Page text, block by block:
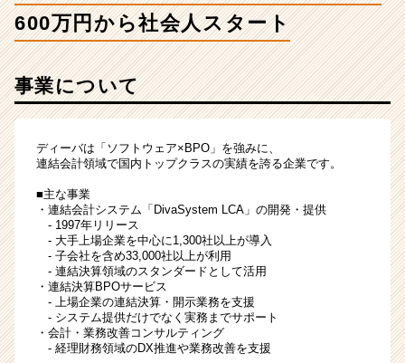
開
発
度
棒
600
万
ら
社
会
人
ス
タ
ー
ト
600万円から社会人スタート
事業について
ディーバは「ソフトウェア×BPO」を強みに、
連結会計領域で国内トップクラスの実績を誇る企業です。
■主な事業
・連結会計システム「DivaSystem LCA」の開発・提供
- 1997年リリース
- 大手上場企業を中心に1,300社以上が導入
- 子会社を含め33,000社以上が利用
- 連結決算領域のスタンダードとして活用
・連結決算BPOサービス
- 上場企業の連結決算・開示業務を支援
- システム提供だけでなく実務までサポート
・会計・業務改善コンサルティング
- 経理財務領域のDX推進や業務改善を支援